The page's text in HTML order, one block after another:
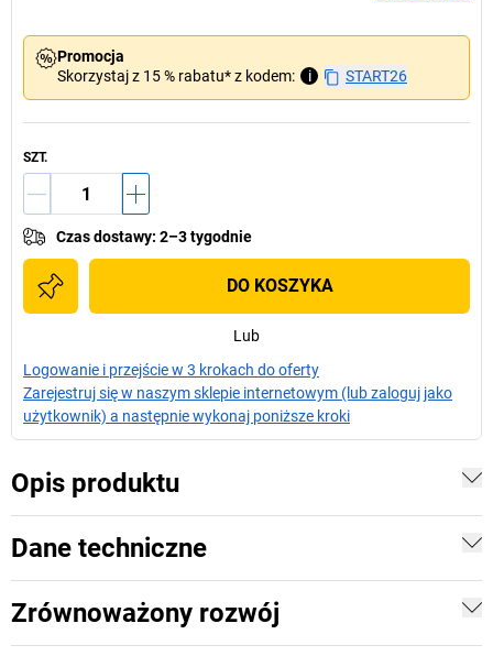
Promocja
Skorzystaj z 15 % rabatu* z kodem:
i START26
SZT.
Czas dostawy: 2–3 tygodnie
DO KOSZYKA
Lub
Logowanie i przejście w 3 krokach do oferty
Zarejestruj się w naszym sklepie internetowym (lub zaloguj jako
użytkownik) a następnie wykonaj poniższe kroki
Opis produktu
Dane techniczne
Zrównoważony rozwój